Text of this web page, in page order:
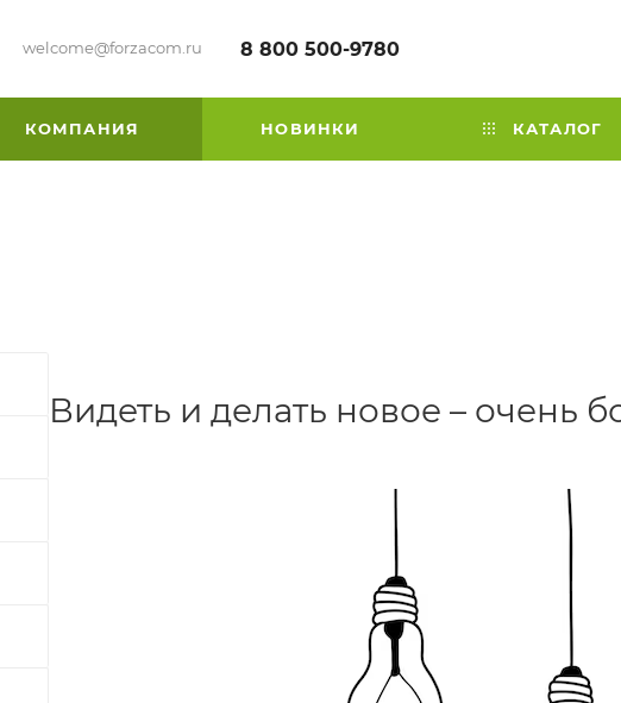
welcome@forzacom.ru 8 800 500-9780
КОМПАНИЯ НОВИНКИ КАТАЛОГ
Видеть и делать новое – очень